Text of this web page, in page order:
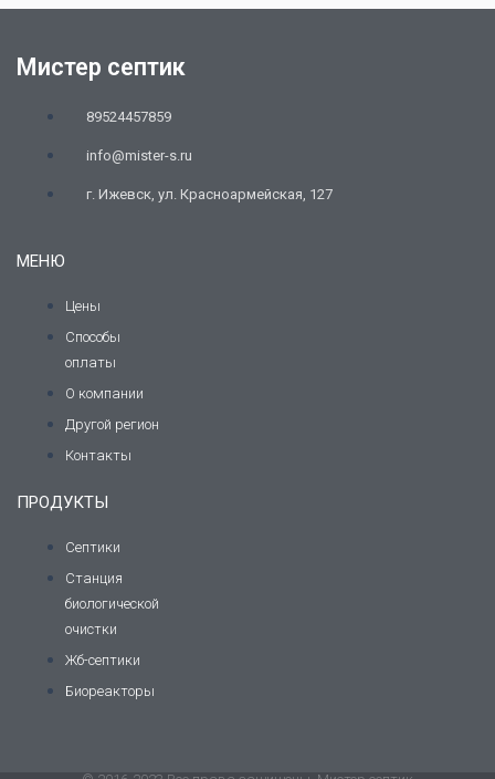
Мистер септик
89524457859
info@mister-s.ru
г. Ижевск, ул. Красноармейская, 127
МЕНЮ
Цены
Способы
оплаты
О компании
Другой регион
Контакты
ПРОДУКТЫ
Септики
Станция
биологической
очистки
Жб-септики
Биореакторы